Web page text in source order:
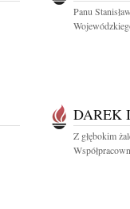
Panu
DAREK
Z głębokim